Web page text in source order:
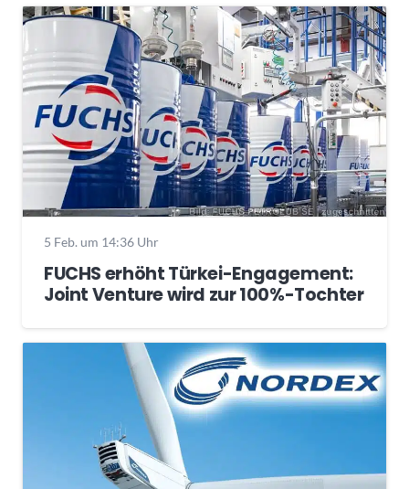
5 Feb. um 14:36 Uhr
FUCHS erhöht Türkei-Engagement:
Joint Venture wird zur 100%-Tochter